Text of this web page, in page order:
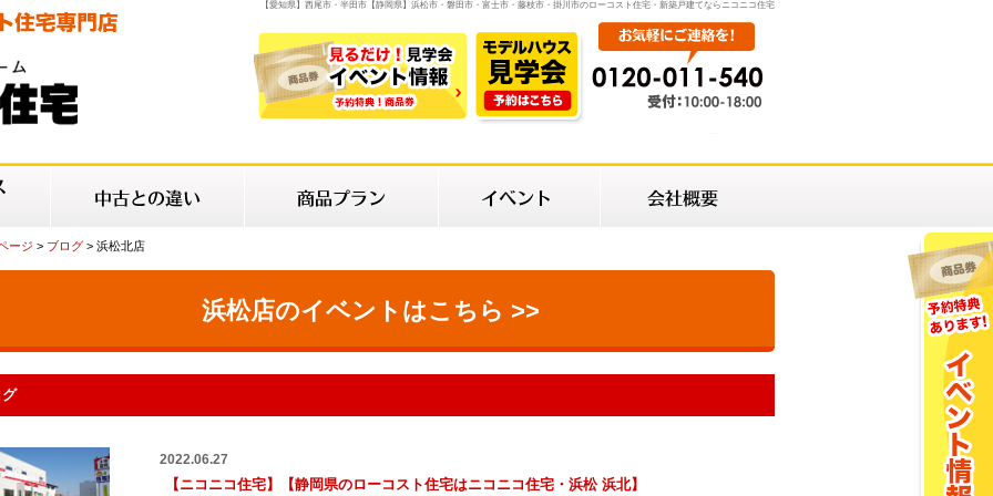
【愛知県】西尾市・半田市【静岡県】浜松市・磐田市・富士市・藤枝市・掛川市のローコスト住宅・新築戸建てならニコニコ住宅
ージ > ブログ > 浜松北店
浜松店のイベントはこちら >>
2022.06.27
【ニコニコ住宅】【静岡県のローコスト住宅はニコニコ住宅・浜松 浜北】